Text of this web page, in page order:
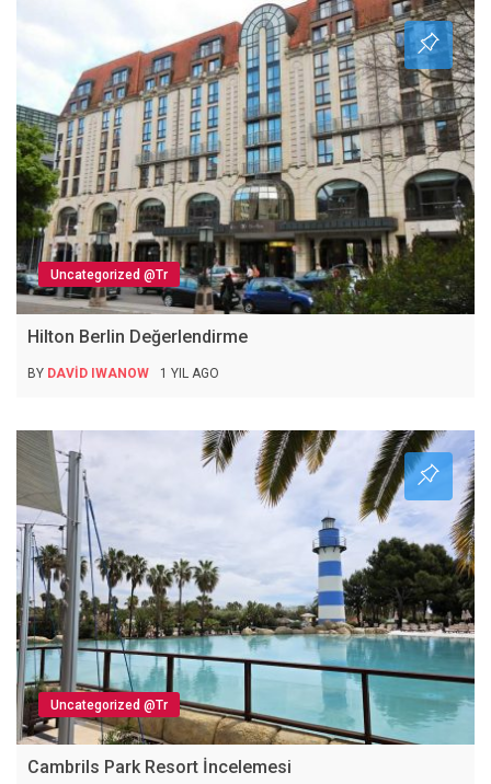
Uncategorized @tr
Hilton Berlin Değerlendirme
BY DAVID IWANOW 1 YIL AGO
Uncategorized @tr
Cambrils Park Resort İncelemesi